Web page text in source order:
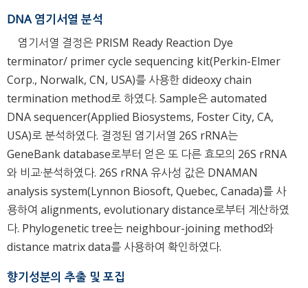
DNA 염기서열 분석
염기서열 결정은 PRISM Ready Reaction Dye
terminator/ primer cycle sequencing kit(Perkin-Elmer
Corp., Norwalk, CN, USA)를 사용한 dideoxy chain
termination method로 하였다. Sample은 automated
DNA sequencer(Applied Biosystems, Foster City, CA,
USA)로 분석하였다. 결정된 염기서열 26S rRNA는
GeneBank database로부터 얻은 또 다른 효모의 26S rRNA
와 비교·분석하였다. 26S rRNA 유사성 값은 DNAMAN
analysis system(Lynnon Biosoft, Quebec, Canada)를 사
용하여 alignments, evolutionary distance로부터 계산하였
다. Phylogenetic tree는 neighbour-joining method와
distance matrix data를 사용하여 확인하였다.
향기성분의 추출 및 포집